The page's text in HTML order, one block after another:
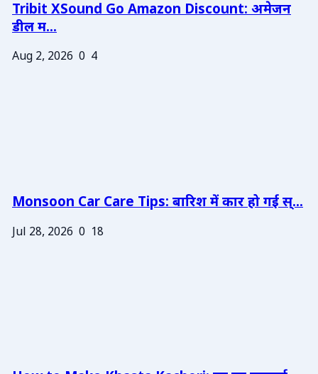
Tribit XSound Go Amazon Discount: अमेजन
डील म...
Aug 2, 2026 0 4
Monsoon Car Care Tips: बारिश में कार हो गई स्...
Jul 28, 2026 0 18